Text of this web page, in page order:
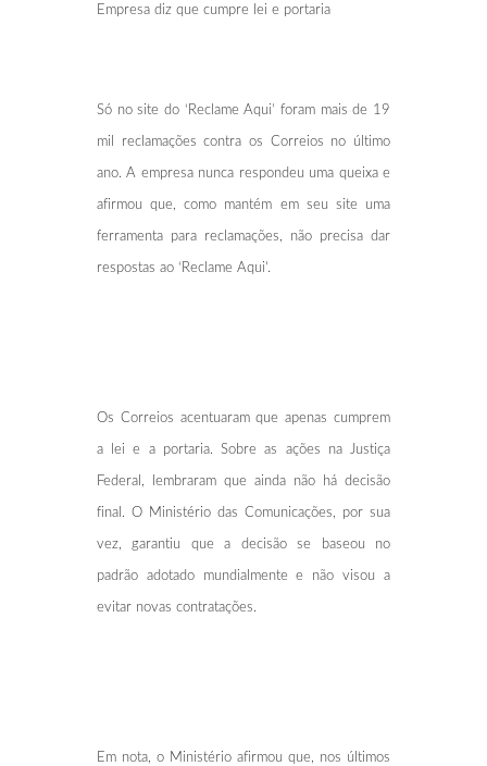
Empresa diz que cumpre lei e portaria
Só no site do ‘Reclame Aqui’ foram mais de 19
mil reclamações contra os Correios no último
ano. A empresa nunca respondeu uma queixa e
afirmou que, como mantém em seu site uma
ferramenta para reclamações, não precisa dar
respostas ao ‘Reclame Aqui’.
Os Correios acentuaram que apenas cumprem
a lei e a portaria. Sobre as ações na Justiça
Federal, lembraram que ainda não há decisão
final. O Ministério das Comunicações, por sua
vez, garantiu que a decisão se baseou no
padrão adotado mundialmente e não visou a
evitar novas contratações.
Em nota, o Ministério afirmou que, nos últimos